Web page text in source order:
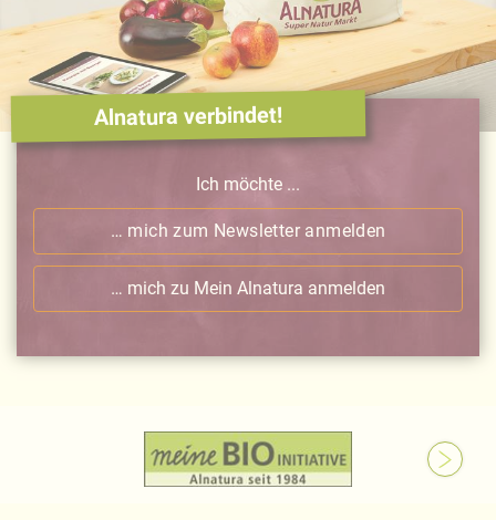
Alnatura verbindet!
Ich möchte ...
… mich zum Newsletter anmelden
… mich zu Mein Alnatura anmelden